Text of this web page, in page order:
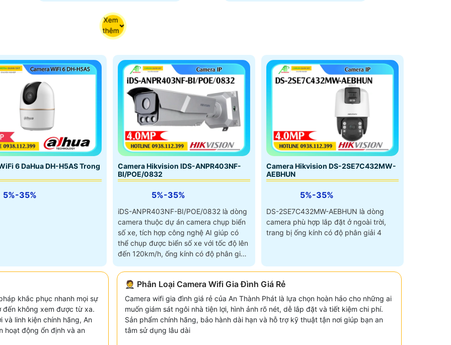
Xem
thêm
6 DaHua DH-H5AS Trong
5%-35%
Camera Hikvision IDS-ANPR403NF-
BI/POE/0832
5%-35%
iDS-ANPR403NF-BI/POE/0832 là dòng
camera thuộc dự án camera chụp biển
số xe, tích hợp công nghệ AI giúp có
thể chụp được biển số xe với tốc độ lên
đến 120km/h, ống kính có độ phân giải
Camera Hikvision DS-2SE7C432MW-
AEBHUN
5%-35%
DS-2SE7C432MW-AEBHUN là dòng
camera phù hợp lắp đặt ở ngoài trời,
trang bị ống kính có độ phân giải 4
khắc phục nhanh mọi sự
đến không xem được từ xa.
và linh kiện chính hãng, An
hoạt động ổn định và an
🤵 Phân Loại Camera Wifi Gia Đình Giá Rẻ
Camera wifi gia đình giá rẻ của An Thành Phát là lựa chọn hoàn hảo cho những ai
muốn giám sát ngôi nhà tiện lợi, hình ảnh rõ nét, dễ lắp đặt và tiết kiệm chi phí.
Sản phẩm chính hãng, bảo hành dài hạn và hỗ trợ kỹ thuật tận nơi giúp bạn an
tâm sử dụng lâu dài